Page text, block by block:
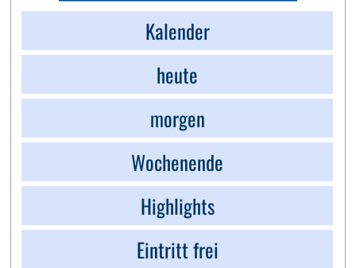
Kalender
heute
morgen
Wochenende
Highlights
Eintritt frei